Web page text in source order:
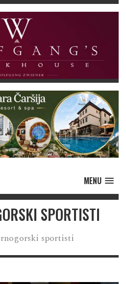
MENU
SPORTISTI
sportisti